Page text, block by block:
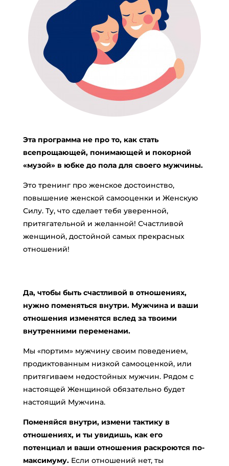
Эта программа не про то, как стать
всепрощающей, понимающей и покорной
«музой» в юбке до пола для своего мужчины.
Это тренинг про женское достоинство,
повышение женской самооценки и Женскую
Силу. Ту, что сделает тебя уверенной,
притягательной и желанной! Счастливой
женщиной, достойной самых прекрасных
отношений!
Да, чтобы быть счастливой в отношениях,
нужно поменяться внутри. Мужчина и ваши
отношения изменятся вслед за твоими
внутренними переменами.
Мы «портим» мужчину своим поведением,
продиктованным низкой самооценкой, или
притягиваем недостойных мужчин. Рядом с
настоящей Женщиной обязательно будет
настоящий Мужчина.
Поменяйся внутри, измени тактику в
отношениях, и ты увидишь, как его
потенциал и ваши отношения раскроются по-
максимуму.Если отношений нет, ты